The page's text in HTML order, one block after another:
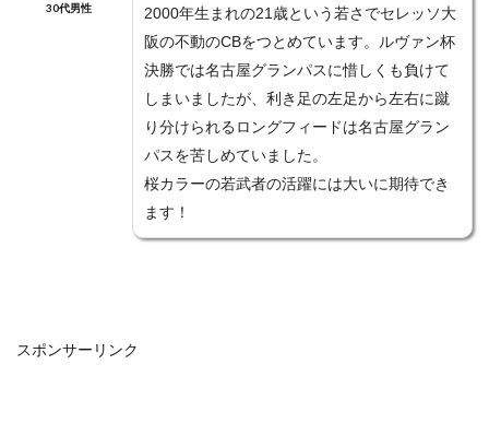
30代男性
2000年生まれの21歳という若さでセレッソ大
阪の不動のCBをつとめています。ルヴァン杯
決勝では名古屋グランパスに惜しくも負けて
しまいましたが、利き足の左足から左右に蹴
り分けられるロングフィードは名古屋グラン
パスを苦しめていました。
桜カラーの若武者の活躍には大いに期待でき
ます！
スポンサーリンク